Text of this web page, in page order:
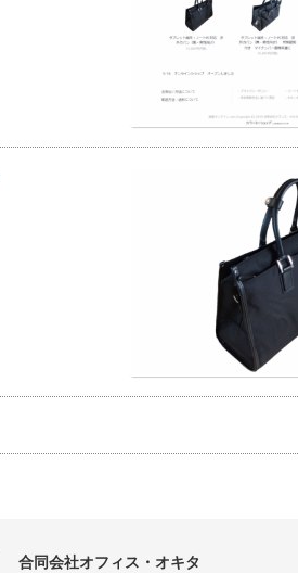
合同会社オフィス・オキタ